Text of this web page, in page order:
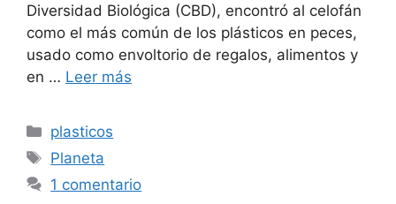
Diversidad Biológica (CBD), encontró al celofán
como el más común de los plásticos en peces,
usado como envoltorio de regalos, alimentos y
en … Leer más
Categorías
plasticos
Etiquetas
Planeta
1 comentario